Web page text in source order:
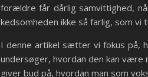
forældre får dårlig samvittighed,
kedsomheden ikke så farlig, som
I denne artikel sætter vi fokus på,
undersøger, hvordan den kan
giver bud på, hvordan man som